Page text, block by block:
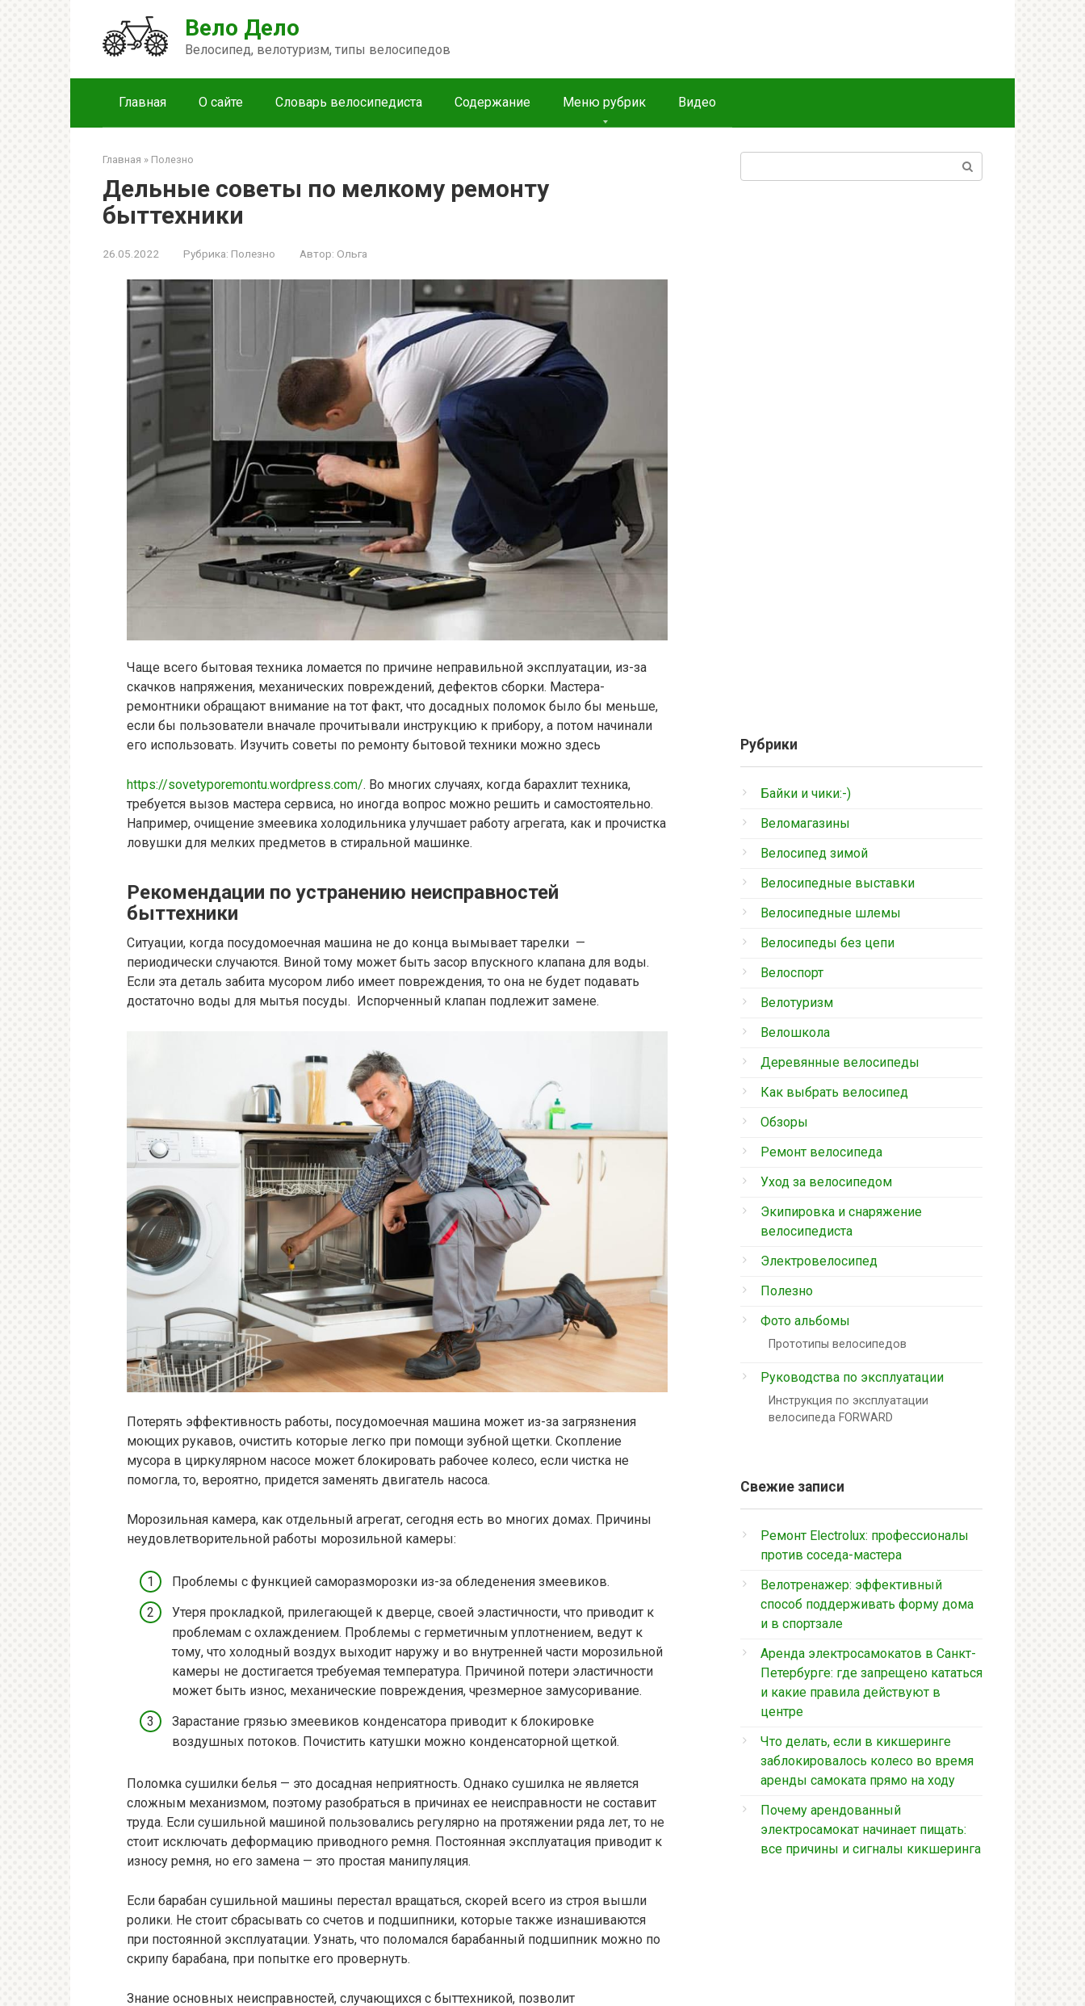
Вело Дело
Велосипед, велотуризм, типы велосипедов
Главная О сайте Словарь велосипедиста Содержание Меню рубрик Видео
Главная » Полезно
Дельные советы по мелкому ремонту
быттехники
26.05.2022 Рубрика: Полезно Автор: Ольга
Чаще всего бытовая техника ломается по причине неправильной эксплуатации, из-за
скачков напряжения, механических повреждений, дефектов сборки. Мастера-
ремонтники обращают внимание на тот факт, что досадных поломок было бы меньше,
если бы пользователи вначале прочитывали инструкцию к прибору, а потом начинали
его использовать. Изучить советы по ремонту бытовой техники можно здесь
https://sovetyporemontu.wordpress.com/. Во многих случаях, когда барахлит техника,
требуется вызов мастера сервиса, но иногда вопрос можно решить и самостоятельно.
Например, очищение змеевика холодильника улучшает работу агрегата, как и прочистка
ловушки для мелких предметов в стиральной машинке.
Рекомендации по устранению неисправностей
быттехники
Ситуации, когда посудомоечная машина не до конца вымывает тарелки —
периодически случаются. Виной тому может быть засор впускного клапана для воды.
Если эта деталь забита мусором либо имеет повреждения, то она не будет подавать
достаточно воды для мытья посуды. Испорченный клапан подлежит замене.
Потерять эффективность работы, посудомоечная машина может из-за загрязнения
моющих рукавов, очистить которые легко при помощи зубной щетки. Скопление
мусора в циркулярном насосе может блокировать рабочее колесо, если чистка не
помогла, то, вероятно, придется заменять двигатель насоса.
Морозильная камера, как отдельный агрегат, сегодня есть во многих домах. Причины
неудовлетворительной работы морозильной камеры:
Проблемы с функцией саморазморозки из-за обледенения змеевиков.
Утеря прокладкой, прилегающей к дверце, своей эластичности, что приводит к
проблемам с охлаждением. Проблемы с герметичным уплотнением, ведут к
тому, что холодный воздух выходит наружу и во внутренней части морозильной
камеры не достигается требуемая температура. Причиной потери эластичности
может быть износ, механические повреждения, чрезмерное замусоривание.
Зарастание грязью змеевиков конденсатора приводит к блокировке
воздушных потоков. Почистить катушки можно конденсаторной щеткой.
Поломка сушилки белья — это досадная неприятность. Однако сушилка не является
сложным механизмом, поэтому разобраться в причинах ее неисправности не составит
труда. Если сушильной машиной пользовались регулярно на протяжении ряда лет, то не
стоит исключать деформацию приводного ремня. Постоянная эксплуатация приводит к
износу ремня, но его замена — это простая манипуляция.
Если барабан сушильной машины перестал вращаться, скорей всего из строя вышли
ролики. Не стоит сбрасывать со счетов и подшипники, которые также изнашиваются
при постоянной эксплуатации. Узнать, что поломался барабанный подшипник можно по
скрипу барабана, при попытке его провернуть.
Знание основных неисправностей, случающихся с быттехникой, позволит
Рубрики
Байки и чики:-)
Веломагазины
Велосипед зимой
Велосипедные выставки
Велосипедные шлемы
Велосипеды без цепи
Велоспорт
Велотуризм
Велошкола
Деревянные велосипеды
Как выбрать велосипед
Обзоры
Ремонт велосипеда
Уход за велосипедом
Экипировка и снаряжение
велосипедиста
Электровелосипед
Полезно
Фото альбомы
Прототипы велосипедов
Руководства по эксплуатации
Инструкция по эксплуатации
велосипеда FORWARD
Свежие записи
Ремонт Electrolux: профессионалы
против соседа-мастера
Велотренажер: эффективный
способ поддерживать форму дома
и в спортзале
Аренда электросамокатов в Санкт-
Петербурге: где запрещено кататься
и какие правила действуют в
центре
Что делать, если в кикшеринге
заблокировалось колесо во время
аренды самоката прямо на ходу
Почему арендованный
электросамокат начинает пищать:
все причины и сигналы кикшеринга